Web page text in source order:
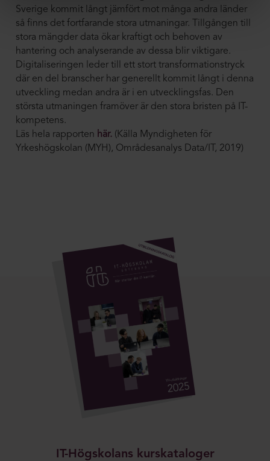
Sverige kommit långt jämfört mot många andra länder
så finns det fortfarande stora utmaningar. Tillgången till
stora mängder data ökar kraftigt och behoven av
hantering och analyserande av dessa blir viktigare.
Digitaliseringen leder till ett stort transformationstryck
där en del branscher har generellt kommit långt i denna
utveckling medan andra är i en utvecklingsfas. Den
största utmaningen framöver är den stora bristen på IT-
kompetens.
Läs hela rapporten här. (Källa Myndigheten för
Yrkeshögskolan (MYH), Områdesanalys Data/IT, 2019)
IT-Högskolans kurskataloger